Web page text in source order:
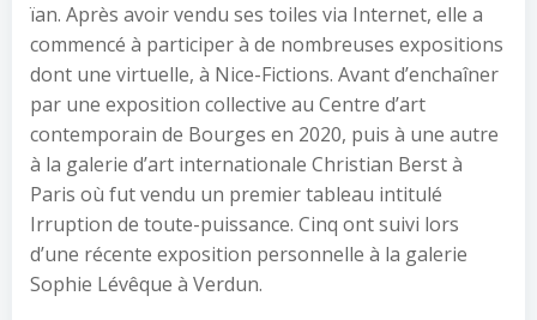
ïan. Après avoir vendu ses toiles via Internet, elle a
commencé à participer à de nombreuses expositions
dont une virtuelle, à Nice-Fictions. Avant d’enchaîner
par une exposition collective au Centre d’art
contemporain de Bourges en 2020, puis à une autre
à la galerie d’art internationale Christian Berst à
Paris où fut vendu un premier tableau intitulé
Irruption de toute-puissance. Cinq ont suivi lors
d’une récente exposition personnelle à la galerie
Sophie Lévêque à Verdun.